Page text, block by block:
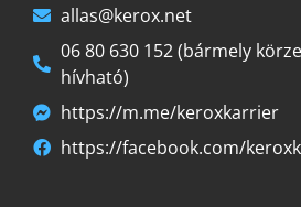
allas@kerox.net
06 80 630 152 (bármely
hívható)
https://m.me/keroxkarrier
https://facebook.com/